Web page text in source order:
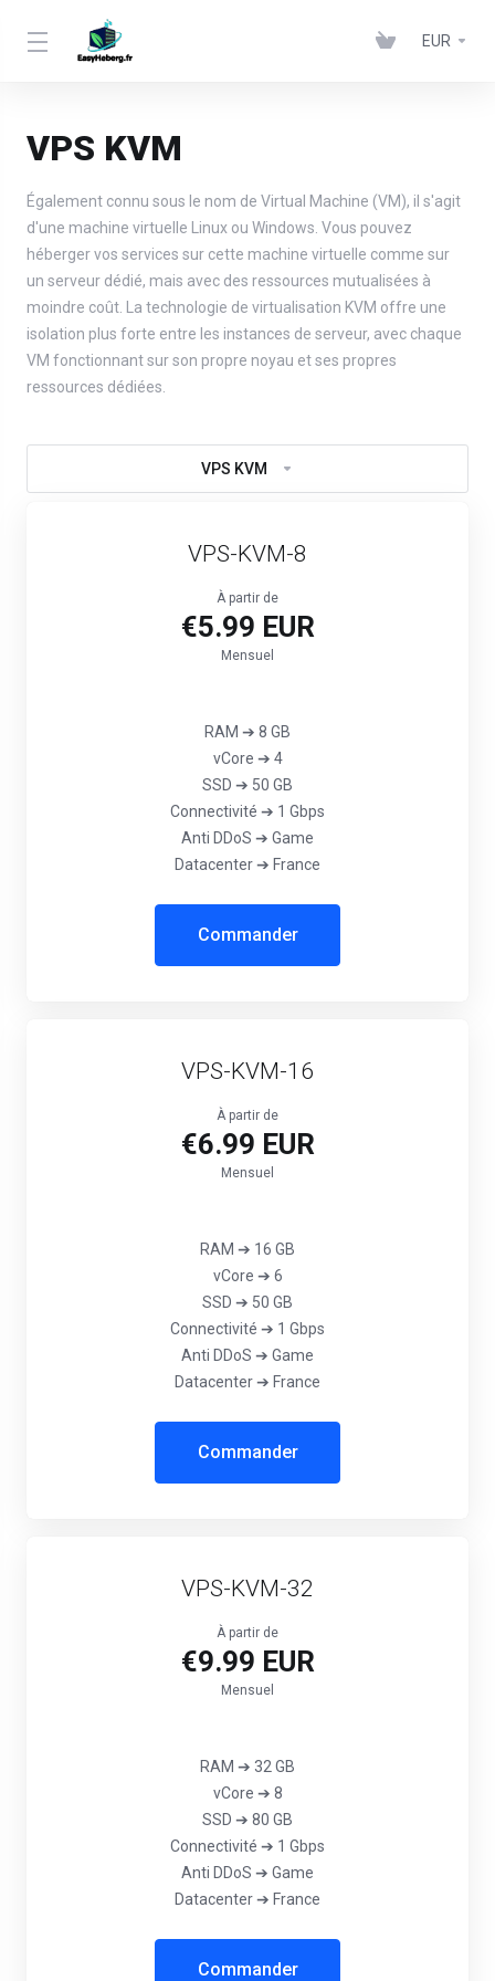
EUR
VPS KVM
Également connu sous le nom de Virtual Machine (VM), il s'agit
d'une machine virtuelle Linux ou Windows. Vous pouvez
héberger vos services sur cette machine virtuelle comme sur
un serveur dédié, mais avec des ressources mutualisées à
moindre coût. La technologie de virtualisation KVM offre une
isolation plus forte entre les instances de serveur, avec chaque
VM fonctionnant sur son propre noyau et ses propres
ressources dédiées.
VPS KVM
VPS-KVM-8
À partir de
€5.99 EUR
Mensuel
RAM ➔ 8 GB
vCore ➔ 4
SSD ➔ 50 GB
Connectivité ➔ 1 Gbps
‎Anti DDoS ➔ Game‎‎
Datacenter ➔ France
Commander
VPS-KVM-16
À partir de
€6.99 EUR
Mensuel
RAM ➔ 16 GB
vCore ➔ 6
SSD ➔ 50 GB
Connectivité ➔ 1 Gbps
‎Anti DDoS ➔ Game
Datacenter ➔ France
Commander
VPS-KVM-32
À partir de
€9.99 EUR
Mensuel
RAM ➔ 32 GB
vCore ➔ 8
SSD ➔ 80 GB
Connectivité ➔ 1 Gbps
‎Anti DDoS ➔ Game
Datacenter ➔ France
Commander